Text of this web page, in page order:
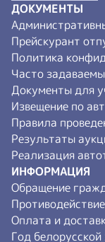
ДОКУМЕНТЫ
Прейскурант
Политика
Часто
Документы для
Извещение по
Правила
Результаты
Реализация
ИНФОРМАЦИЯ
Обращение
Оплата и
Год